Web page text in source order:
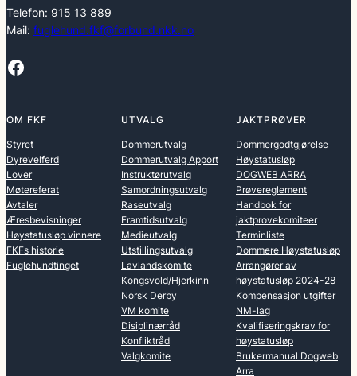
Telefon: 915 13 889
Mail: fuglehund.fkf@forbund.nkk.no
Facebook
OM FKF
Styret
Dyrevelferd
Lover
Møtereferat
Avtaler
Æresbevisninger
Høystatusløp vinnere
FKFs historie
Fuglehundtinget
UTVALG
Dommerutvalg
Dommerutvalg Apport
Instruktørutvalg
Samordningsutvalg
Raseutvalg
Framtidsutvalg
Medieutvalg
Utstillingsutvalg
Lavlandskomite
Kongsvold/Hjerkinn
Norsk Derby
VM komite
Disiplinærråd
Konfliktråd
Valgkomite
JAKTPRØVER
Dommergodtgjørelse
Høystatusløp
DOGWEB ARRA
Prøvereglement
Handbok for
jaktprovekomiteer
Terminliste
Dommere Høystatusløp
Arrangører av
høystatusløp 2024-28
Kompensasjon utgifter
NM-lag
Kvalifiseringskrav for
høystatusløp
Brukermanual Dogweb
Arra